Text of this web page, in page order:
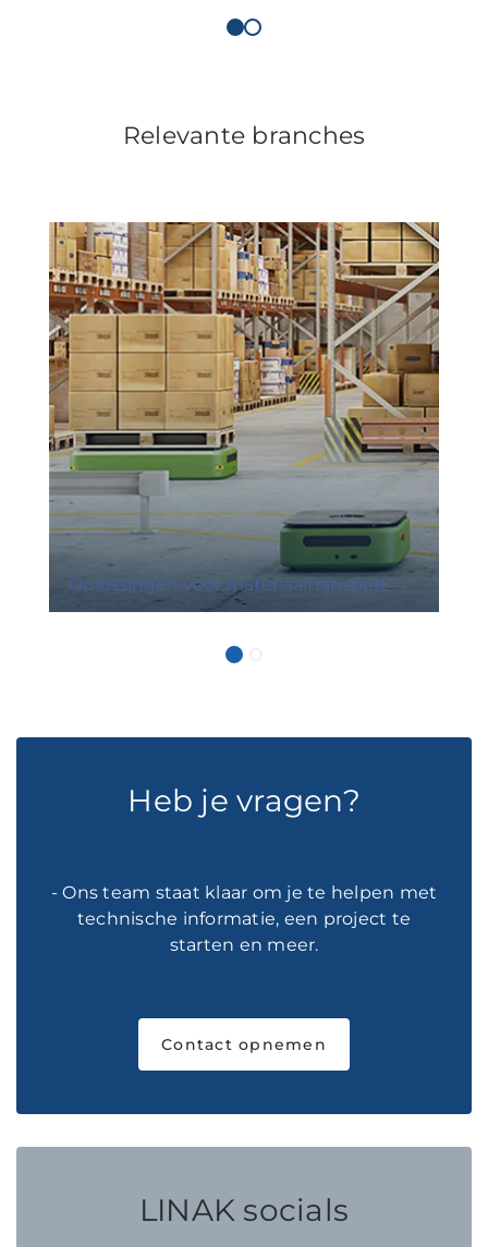
Relevante branches
Oplossingen voor materiaaltransport
Heb je vragen?
- Ons team staat klaar om je te helpen met
technische informatie, een project te
starten en meer.
Contact opnemen
LINAK socials